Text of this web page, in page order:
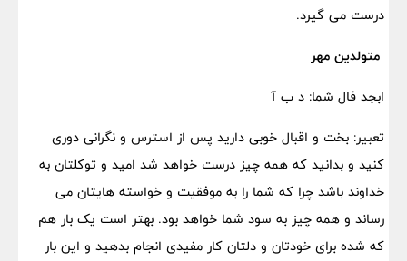
درست می گیرد.
​ متولدین مهر
ابجد فال شما: د ب آ
تعبیر: بخت و اقبال خوبی دارید پس از استرس و نگرانی دوری
کنید و بدانید که همه چیز درست خواهد شد امید و توکلتان به
خداوند باشد چرا که شما را به موفقیت و خواسته هایتان می
رساند و همه چیز به سود شما خواهد بود. بهتر است یک بار هم
که شده برای خودتان و دلتان کار مفیدی انجام بدهید و این بار